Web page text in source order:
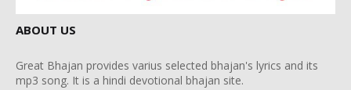
ABOUT US
Great Bhajan provides varius selected bhajan's lyrics and its
mp3 song. It is a hindi devotional bhajan site.